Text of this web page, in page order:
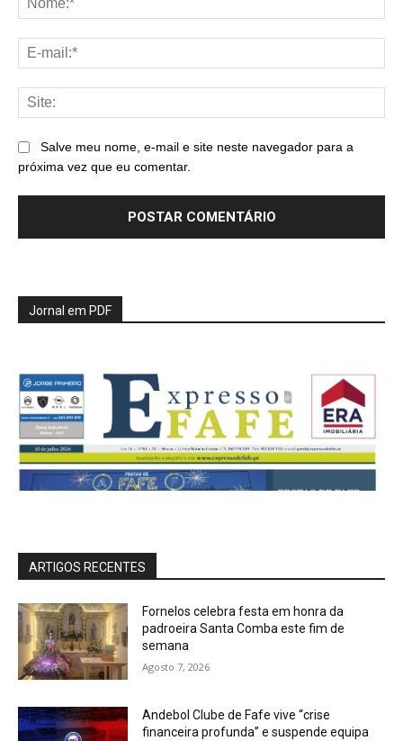
Salve meu nome, e-mail e site neste navegador para a
próxima vez que eu comentar.
Jornal em PDF
ARTIGOS RECENTES
Fornelos celebra festa em honra da
padroeira Santa Comba este fim de
semana
Agosto 7, 2026
Andebol Clube de Fafe vive “crise
financeira profunda” e suspende equipa